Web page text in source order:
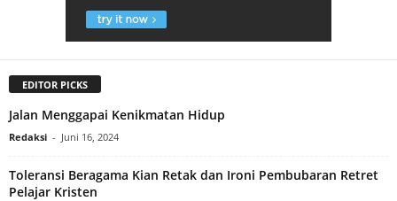
EDITOR PICKS
Jalan Menggapai Kenikmatan Hidup
Redaksi - Juni 16, 2024
Toleransi Beragama Kian Retak dan Ironi Pembubaran Retret
Pelajar Kristen